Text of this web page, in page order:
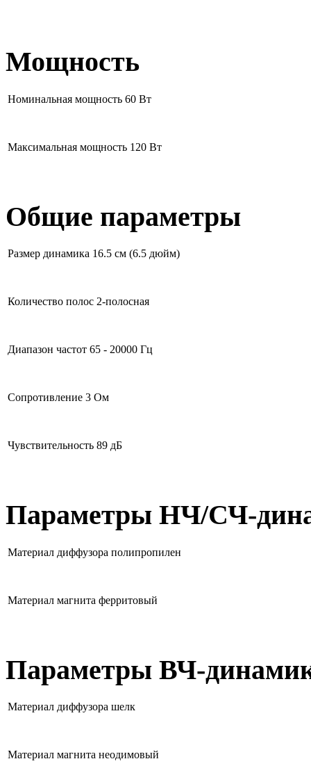
Мощность
Номинальная мощность 60 Вт
Максимальная мощность 120 Вт
Общие параметры
Размер динамика 16.5 см (6.5 дюйм)
Количество полос 2-полосная
Диапазон частот 65 - 20000 Гц
Сопротивление 3 Ом
Чувствительность 89 дБ
Параметры НЧ/СЧ-
Материал диффузора полипропилен
Материал магнита ферритовый
Параметры ВЧ-
Материал диффузора шелк
Материал магнита неодимовый